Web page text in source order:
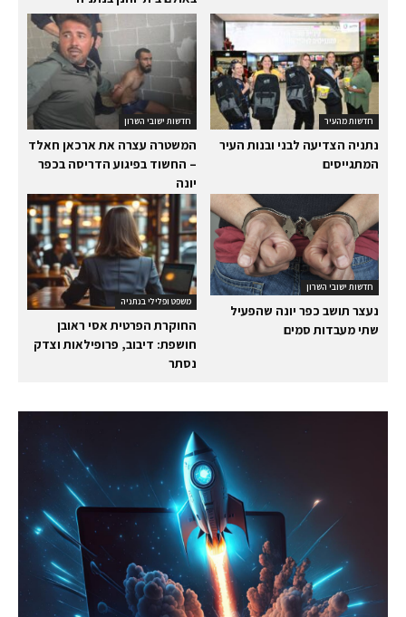
חדשות ישובי השרון
המשטרה עצרה את ארכאן חאלד
– החשוד בפיגוע הדריסה בכפר
יונה
חדשות מהעיר
נתניה הצדיעה לבני ובנות העיר
המתגייסים
משפט ופלילי בנתניה
החוקרת הפרטית אסי ראובן
חושפת: דיבוב, פרופילאות וצדק
נסתר
חדשות ישובי השרון
נעצר תושב כפר יונה שהפעיל
שתי מעבדות סמים